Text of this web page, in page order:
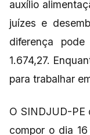
auxílio
juízes e
diferença
1.674,27.
para trabalhar
O SINDJUD-PE
compor o dia